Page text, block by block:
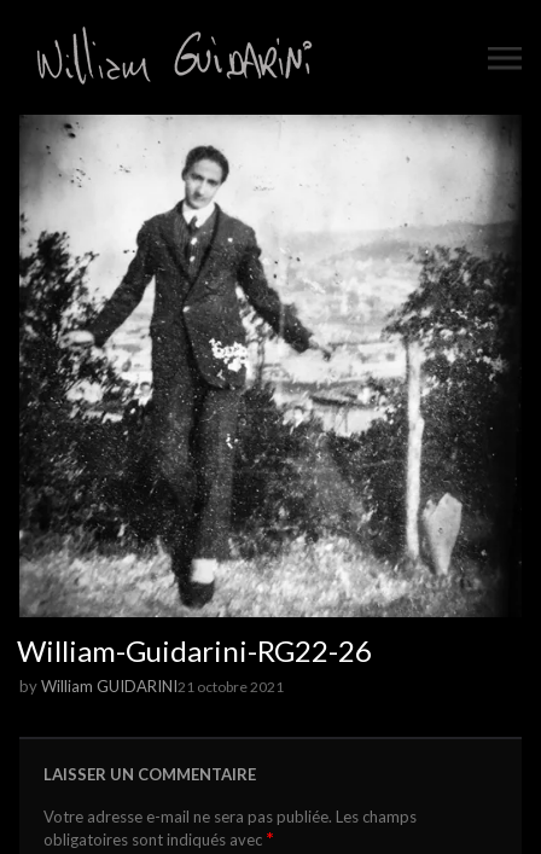
William-Guidarini-RG22-26
byWilliam GUIDARINI21 octobre 2021
LAISSER UN COMMENTAIRE
Votre adresse e-mail ne sera pas publiée. Les champs
obligatoires sont indiqués avec *